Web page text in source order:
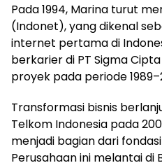
Pada 1994, Marina turut
(Indonet), yang dikenal
internet pertama di
berkarier di PT Sigma
proyek pada periode
Transformasi bisnis
Telkom Indonesia pada
menjadi bagian dari
Perusahaan ini melantai di